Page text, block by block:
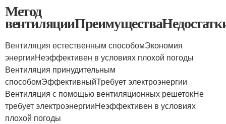
Метод
Вентиляция естественным способомЭкономия
энергииНеэффективен в условиях плохой погоды
Вентиляция принудительным
способомЭффективныйТребует электроэнергии
Вентиляция с помощью вентиляционных решетокНе
требует электроэнергииНеэффективен в условиях
плохой погоды